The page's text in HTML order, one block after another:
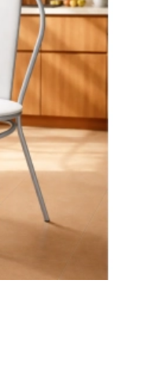
и комфортное
наполнителя
горячее без
поверхности без
на улице под
прямому
- оставлять
(открытое окно,
обратно. Сидение
чехла. Используйте
пятен